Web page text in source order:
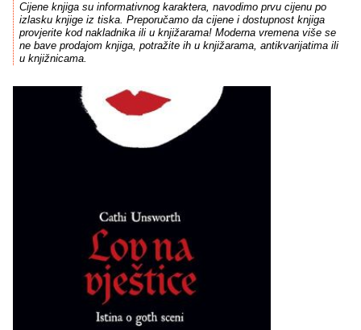
Cijene knjiga su informativnog karaktera, navodimo prvu cijenu po
izlasku knjige iz tiska. Preporučamo da cijene i dostupnost knjiga
provjerite kod nakladnika ili u knjižarama! Moderna vremena više se
ne bave prodajom knjiga, potražite ih u knjižarama, antikvarijatima ili
u knjižnicama.